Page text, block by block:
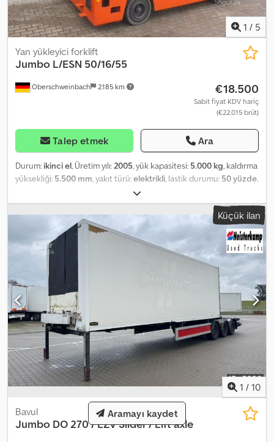
1 / 5
Oberschweinbach 2.185 km
Yan yükleyici forklift
Jumbo L/ESN 50/16/55
€18.500
Sabit fiyat KDV hariç
(€22.015 brüt)
Talep etmek Ara
Durum: ikinci el, Üretim yılı: 2005, yük kapasitesi: 5.000 kg, kaldırma
yüksekliği: 5.500 mm , yakıt türü:elektrikli , lastik durumu: 50 yüzde
Küçük ilan
1 / 10
Bavul
Jumbo DO 270 / LZV Slider / Lift axle
Aramayı kaydet